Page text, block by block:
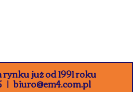
już od 1991 roku
biuro@em4.com.pl